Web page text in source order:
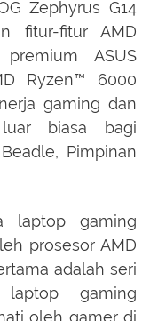
Zephyrus G14
fitur-fitur AMD
ASUS
Ryzen™️ 6000
gaming dan
biasa bagi
Pimpinan
laptop gaming
prosesor AMD
adalah seri
gaming
oleh gamer di